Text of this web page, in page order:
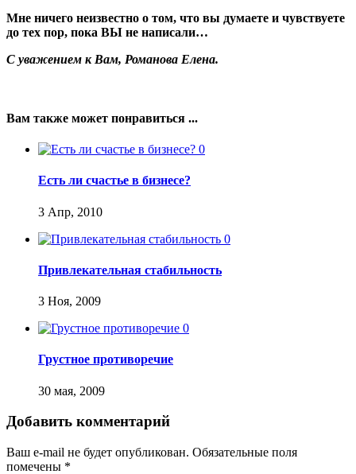
Мне ничего неизвестно о том, что вы думаете и чувствуете
до тех пор, пока ВЫ не написали…
С уважением к Вам, Романова Елена.
Вам также может понравиться ...
0
Есть ли счастье в бизнесе?
3 Апр, 2010
0
Привлекательная стабильность
3 Ноя, 2009
0
Грустное противоречие
30 мая, 2009
Добавить комментарий
Ваш e-mail не будет опубликован. Обязательные поля
помечены *